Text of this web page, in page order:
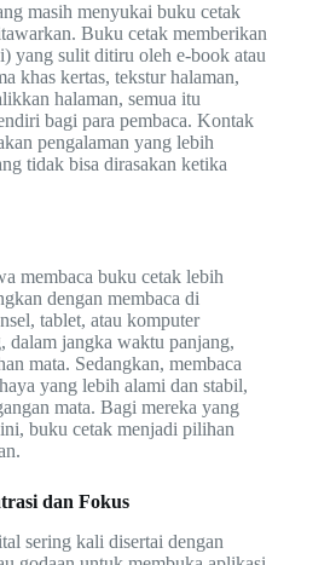
masih menyukai buku cetak
Buku cetak memberikan
yang sulit ditiru oleh e-book atau
khas kertas, tekstur halaman,
halaman, semua itu
bagi para pembaca. Kontak
pengalaman yang lebih
tidak bisa dirasakan ketika
membaca buku cetak lebih
dengan membaca di
tablet, atau komputer
dalam jangka waktu panjang,
mata. Sedangkan, membaca
yang lebih alami dan stabil,
mata. Bagi mereka yang
buku cetak menjadi pilihan
dan Fokus
sering kali disertai dengan